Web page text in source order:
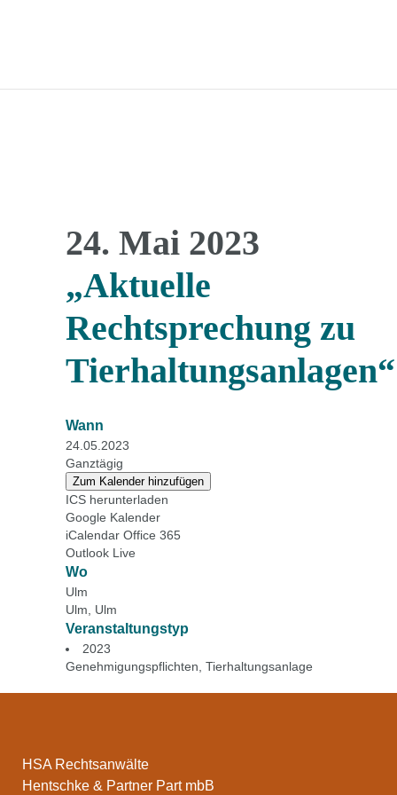
24. Mai 2023
„Aktuelle
Rechtsprechung zu
Tierhaltungsanlagen“
Wann
24.05.2023
Ganztägig
Zum Kalender hinzufügen
ICS herunterladen
Google Kalender
iCalendar Office 365
Outlook Live
Wo
Ulm
Ulm, Ulm
Veranstaltungstyp
2023
Genehmigungspflichten Tierhaltungsanlage
HSA Rechtsanwälte
Hentschke & Partner Part mbB